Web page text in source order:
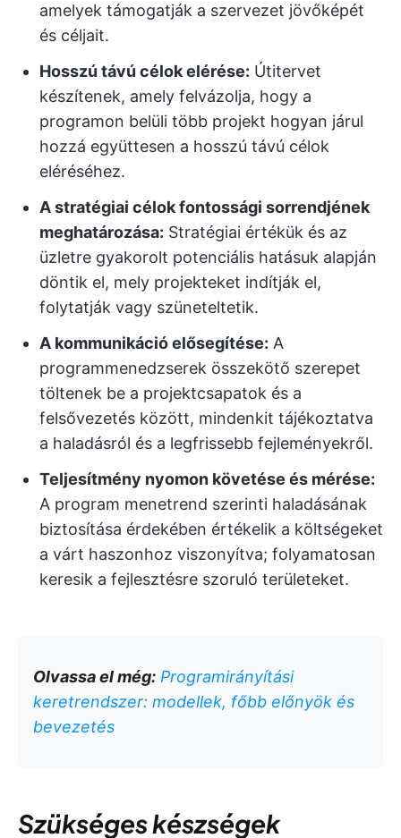
amelyek támogatják a szervezet jövőképét
és céljait.
Hosszú távú célok elérése: Útitervet
készítenek, amely felvázolja, hogy a
programon belüli több projekt hogyan járul
hozzá együttesen a hosszú távú célok
eléréséhez.
A stratégiai célok fontossági sorrendjének
meghatározása: Stratégiai értékük és az
üzletre gyakorolt potenciális hatásuk alapján
döntik el, mely projekteket indítják el,
folytatják vagy szüneteltetik.
A kommunikáció elősegítése: A
programmenedzserek összekötő szerepet
töltenek be a projektcsapatok és a
felsővezetés között, mindenkit tájékoztatva
a haladásról és a legfrissebb fejleményekről.
Teljesítmény nyomon követése és mérése:
A program menetrend szerinti haladásának
biztosítása érdekében értékelik a költségeket
a várt haszonhoz viszonyítva; folyamatosan
keresik a fejlesztésre szoruló területeket.
Olvassa el még: Programirányítási
keretrendszer: modellek, főbb előnyök és
bevezetés
Szükséges készségek